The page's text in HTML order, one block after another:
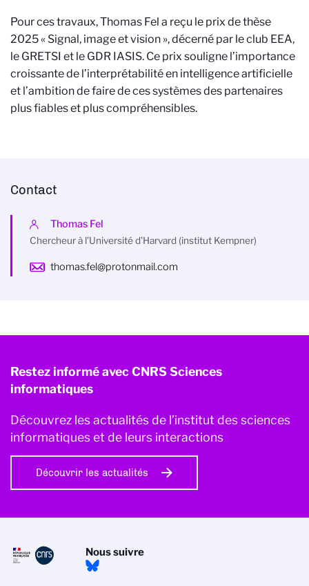
Pour ces travaux, Thomas Fel a reçu le prix de thèse
2025 « Signal, image et vision », décerné par le club EEA,
le GRETSI et le GDR IASIS. Ce prix souligne l’importance
croissante de l’interprétabilité en intelligence artificielle
et l’ambition de faire de ces systèmes des partenaires
plus fiables et plus compréhensibles.
Contact
Thomas Fel
Chercheur à l’Université d’Harvard (institut Kempner)
thomas.fel@protonmail.com
Restez informé avec CNRS Sciences
informatiques
Découvrez les actualités de l’institut des sciences
informatiques et de leurs interactions
Découvrir les actualités
Nous suivre